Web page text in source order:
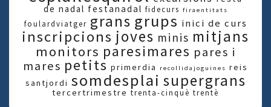
de nadal festanadal fidecurs firaentitats
foulardviatger grans grups inici de curs
inscripcions joves minis mitjans
monitors paresimares pares i
mares petits primerdia recollidajoguines reis
santjordi somdesplai supergrans
tercertrimestre trenta-cinquè trentè